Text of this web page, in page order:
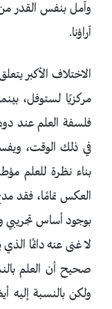
وآمل بنفس القدر
آراؤنا.
الاختلاف الأكبر
مركزيًا لستوفل،
فلسفة العلم عند
في ذلك الوقت،
بناء نظرة للعلم
العكس تمامًا، فقد
بوجود أساس تجريبي
لا غنى عنه دائمًا
صحيح أن العلم
ولكن بالنسبة إليه